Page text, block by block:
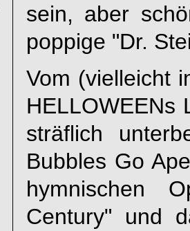
sein, aber
poppige "Dr.
Vom (vielleicht
HELLOWEENs
sträflich
Bubbles Go
hymnischen
Century" und